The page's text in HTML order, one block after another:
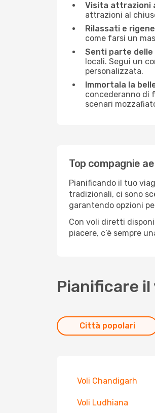
Visita attrazioni
attrazioni al
Rilassati e
come farsi un
Senti parte delle
locali. Segui un
personalizzata.
Immortala la
concederanno di
scenari
Top compagnie
Pianificando il tuo
tradizionali, ci sono
garantendo opzioni
Con voli diretti
piacere, c’è sempre
Pianificare il
Città popolari
Voli Chandigarh
Voli Ludhiana